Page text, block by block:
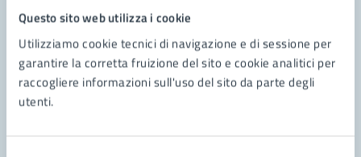
Questo sito web utilizza i cookie
Utilizziamo cookie tecnici di navigazione e di sessione per
garantire la corretta fruizione del sito e cookie analitici per
raccogliere informazioni sull'uso del sito da parte degli
utenti.
Richiedi assistenza
Prenota appuntamento
Problemi in città